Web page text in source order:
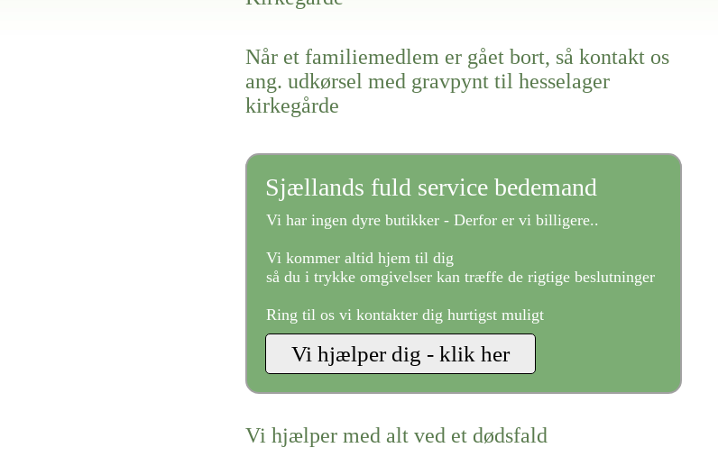
Når et familiemedlem er gået bort, så kontakt os
ang. udkørsel med gravpynt til hesselager
kirkegårde
Sjællands fuld service bedemand
Vi har ingen dyre butikker - Derfor er vi billigere..
Vi kommer altid hjem til dig
så du i trykke omgivelser kan træffe de rigtige beslutninger
Ring til os vi kontakter dig hurtigst muligt
Vi hjælper med alt ved et dødsfald